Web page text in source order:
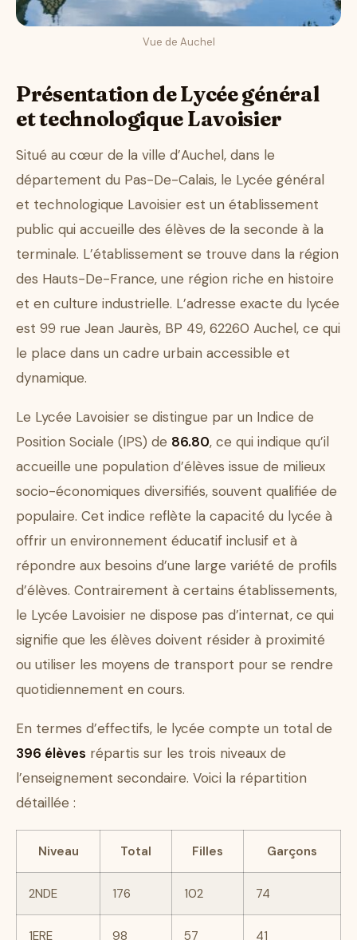
Vue de Auchel
Présentation de Lycée général
et technologique Lavoisier
Situé au cœur de la ville d’Auchel, dans le
département du Pas-De-Calais, le Lycée général
et technologique Lavoisier est un établissement
public qui accueille des élèves de la seconde à la
terminale. L’établissement se trouve dans la région
des Hauts-De-France, une région riche en histoire
et en culture industrielle. L’adresse exacte du lycée
est 99 rue Jean Jaurès, BP 49, 62260 Auchel, ce qui
le place dans un cadre urbain accessible et
dynamique.
Le Lycée Lavoisier se distingue par un Indice de
Position Sociale (IPS) de 86.80, ce qui indique qu’il
accueille une population d’élèves issue de milieux
socio-économiques diversifiés, souvent qualifiée de
populaire. Cet indice reflète la capacité du lycée à
offrir un environnement éducatif inclusif et à
répondre aux besoins d’une large variété de profils
d’élèves. Contrairement à certains établissements,
le Lycée Lavoisier ne dispose pas d’internat, ce qui
signifie que les élèves doivent résider à proximité
ou utiliser les moyens de transport pour se rendre
quotidiennement en cours.
En termes d’effectifs, le lycée compte un total de
396 élèves répartis sur les trois niveaux de
l’enseignement secondaire. Voici la répartition
détaillée :
Niveau Total Filles Garçons
2NDE 176 102 74
1ERE 98 57 41